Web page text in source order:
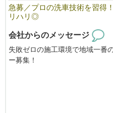
急募／プロの洗車技術を習得
リハリ◎
会社からのメッセージ
失敗ゼロの施工環境で地域一番
ー募集！